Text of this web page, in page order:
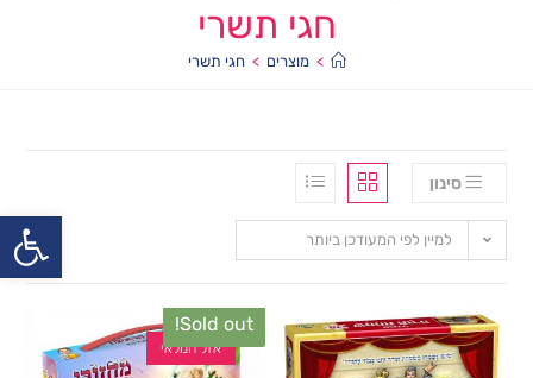
חגי תשרי
> מוצרים > חגי תשרי
סינון
למיין לפי המעודכן ביותר
Sold out!
אזל המלאי